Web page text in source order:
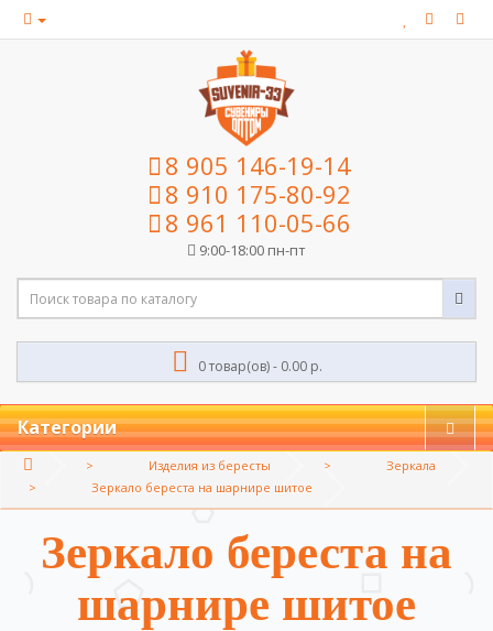
8 905 146-19-14
8 910 175-80-92
8 961 110-05-66
9:00-18:00 пн-пт
0 товар(ов) - 0.00 р.
Категории
Изделия из бересты
Зеркала
Зеркало береста на шарнире шитое
Зеркало береста на
шарнире шитое